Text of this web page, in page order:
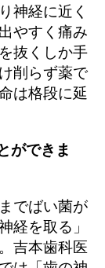
神経に近く
やすく痛み
抜くしか手
削らず薬で
は格段に延
ができま
でばい菌が
経を取る」
吉本歯科医